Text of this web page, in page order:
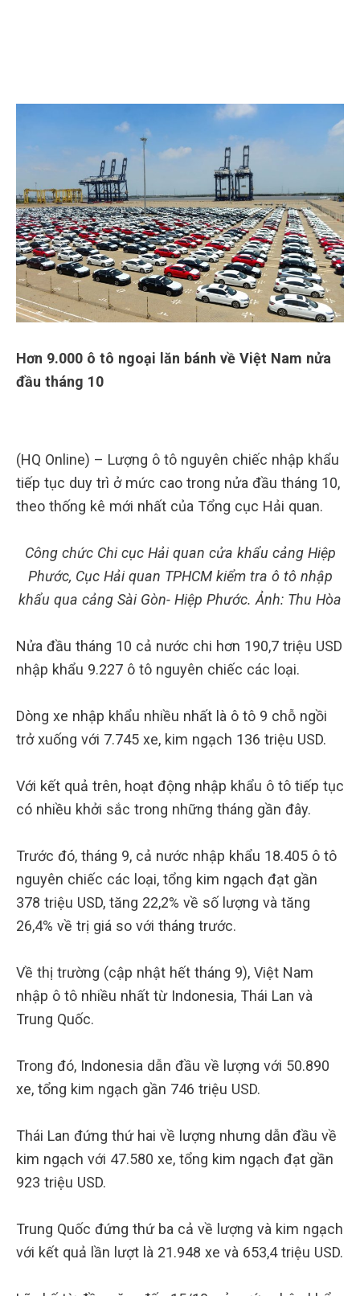
Hơn 9.000 ô tô ngoại lăn bánh về Việt Nam nửa
đầu tháng 10
(HQ Online) – Lượng ô tô nguyên chiếc nhập khẩu
tiếp tục duy trì ở mức cao trong nửa đầu tháng 10,
theo thống kê mới nhất của Tổng cục Hải quan.
Công chức Chi cục Hải quan cửa khẩu cảng Hiệp
Phước, Cục Hải quan TPHCM kiểm tra ô tô nhập
khẩu qua cảng Sài Gòn- Hiệp Phước. Ảnh: Thu Hòa
Nửa đầu tháng 10 cả nước chi hơn 190,7 triệu USD
nhập khẩu 9.227 ô tô nguyên chiếc các loại.
Dòng xe nhập khẩu nhiều nhất là ô tô 9 chỗ ngồi
trở xuống với 7.745 xe, kim ngạch 136 triệu USD.
Với kết quả trên, hoạt động nhập khẩu ô tô tiếp tục
có nhiều khởi sắc trong những tháng gần đây.
Trước đó, tháng 9, cả nước nhập khẩu 18.405 ô tô
nguyên chiếc các loại, tổng kim ngạch đạt gần
378 triệu USD, tăng 22,2% về số lượng và tăng
26,4% về trị giá so với tháng trước.
Về thị trường (cập nhật hết tháng 9), Việt Nam
nhập ô tô nhiều nhất từ Indonesia, Thái Lan và
Trung Quốc.
Trong đó, Indonesia dẫn đầu về lượng với 50.890
xe, tổng kim ngạch gần 746 triệu USD.
Thái Lan đứng thứ hai về lượng nhưng dẫn đầu về
kim ngạch với 47.580 xe, tổng kim ngạch đạt gần
923 triệu USD.
Trung Quốc đứng thứ ba cả về lượng và kim ngạch
với kết quả lần lượt là 21.948 xe và 653,4 triệu USD.